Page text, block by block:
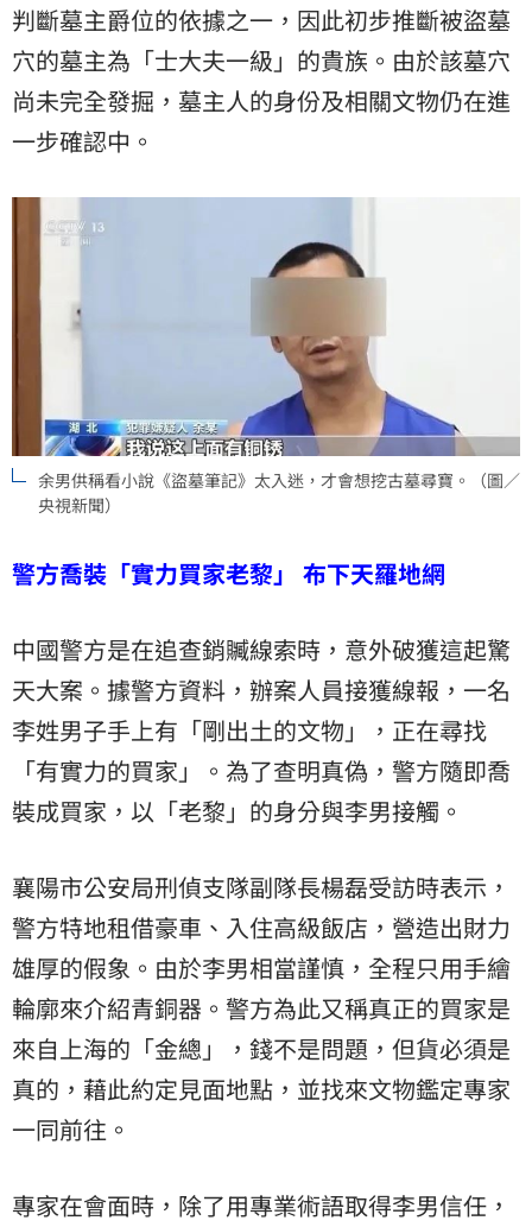
判斷墓主爵位的依據之一，因此初步推斷被盜墓
穴的墓主為「士大夫一級」的貴族。由於該墓穴
尚未完全發掘，墓主人的身份及相關文物仍在進
一步確認中。
余男供稱看小說《盜墓筆記》太入迷，才會想挖古墓尋寶。（圖／
央視新聞）
警方喬裝「實力買家老黎」 布下天羅地網
中國警方是在追查銷贓線索時，意外破獲這起驚
天大案。據警方資料，辦案人員接獲線報，一名
李姓男子手上有「剛出土的文物」，正在尋找
「有實力的買家」。為了查明真偽，警方隨即喬
裝成買家，以「老黎」的身分與李男接觸。
襄陽市公安局刑偵支隊副隊長楊磊受訪時表示，
警方特地租借豪車、入住高級飯店，營造出財力
雄厚的假象。由於李男相當謹慎，全程只用手繪
輪廓來介紹青銅器。警方為此又稱真正的買家是
來自上海的「金總」，錢不是問題，但貨必須是
真的，藉此約定見面地點，並找來文物鑑定專家
一同前往。
專家在會面時，除了用專業術語取得李男信任，